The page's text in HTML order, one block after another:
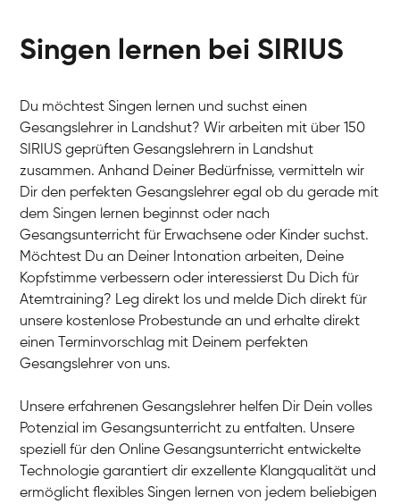
Singen lernen bei SIRIUS
Du möchtest Singen lernen und suchst einen
Gesangslehrer in Landshut? Wir arbeiten mit über 150
SIRIUS geprüften Gesangslehrern in Landshut
zusammen. Anhand Deiner Bedürfnisse, vermitteln wir
Dir den perfekten Gesangslehrer egal ob du gerade mit
dem Singen lernen beginnst oder nach
Gesangsunterricht für Erwachsene oder Kinder suchst.
Möchtest Du an Deiner Intonation arbeiten, Deine
Kopfstimme verbessern oder interessierst Du Dich für
Atemtraining? Leg direkt los und melde Dich direkt für
unsere kostenlose Probestunde an und erhalte direkt
einen Terminvorschlag mit Deinem perfekten
Gesangslehrer von uns.
Unsere erfahrenen Gesangslehrer helfen Dir Dein volles
Potenzial im Gesangsunterricht zu entfalten. Unsere
speziell für den Online Gesangsunterricht entwickelte
Technologie garantiert dir exzellente Klangqualität und
ermöglicht flexibles Singen lernen von jedem beliebigen